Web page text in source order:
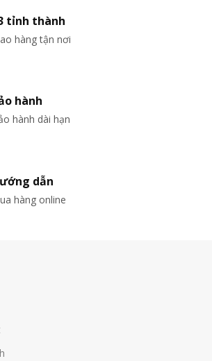
tỉnh thành
hàng tận nơi
hành
hành dài hạn
dẫn
hàng online